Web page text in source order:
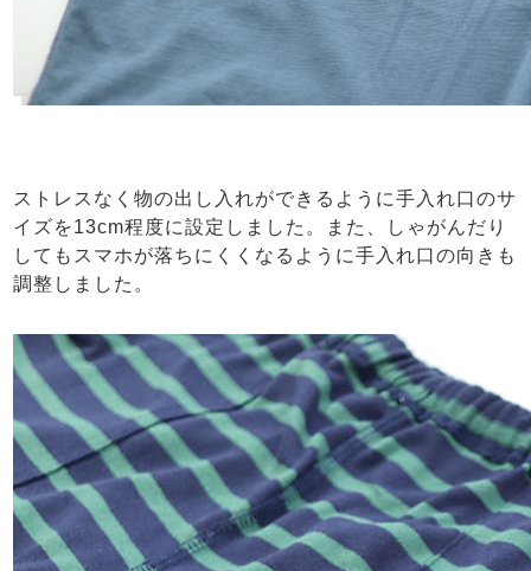
ストレスなく物の出し入れができるように手入れ口のサ
イズを13cm程度に設定しました。また、しゃがんだり
してもスマホが落ちにくくなるように手入れ口の向きも
調整しました。